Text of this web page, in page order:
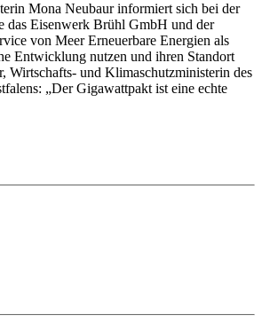
Mona Neubaur informiert sich bei der
das Eisenwerk Brühl GmbH und der
von Meer Erneuerbare Energien als
Entwicklung nutzen und ihren Standort
Wirtschafts- und Klimaschutzministerin des
„Der Gigawattpakt ist eine echte